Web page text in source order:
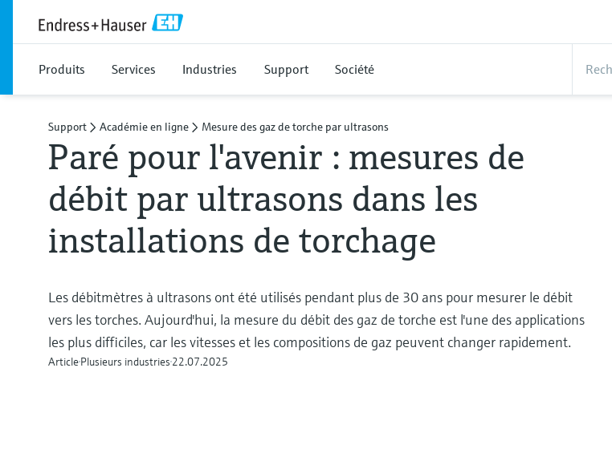
Produits Services Industries Support Société
Support Académie en ligne Mesure des gaz de torche par ultrasons
Paré pour l'avenir : mesures de
débit par ultrasons dans les
installations de torchage
Les débitmètres à ultrasons ont été utilisés pendant plus de 30 ans pour mesurer le débit
vers les torches. Aujourd'hui, la mesure du débit des gaz de torche est l'une des applications
les plus difficiles, car les vitesses et les compositions de gaz peuvent changer rapidement.
ArticlePlusieurs industries 22.07.2025